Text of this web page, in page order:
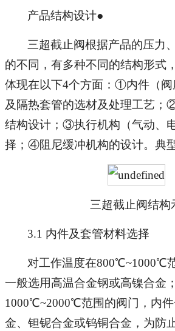
产品结构设计●
三超截止阀根据产品的压力
的不同，有多种不同的结构形式
体现在以下4个方面：①内件（阀
及隔热套管的选材及处理工艺；
结构设计；③执行机构（气动、
择；④阻尼缓冲机构的设计。典
三超截止阀结构
3.1 内件及套管材料选择
对工作温度在800℃~1000℃
一般选用高温合金钢或高镍合金
1000℃~2000℃范围的阀门，内
金、钽铌合金或钨铜合金，为防